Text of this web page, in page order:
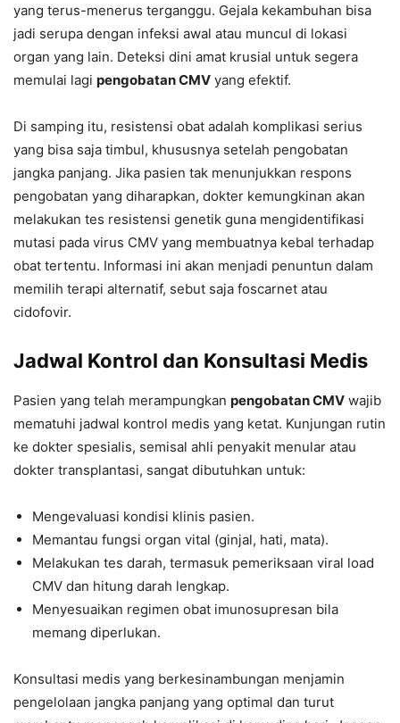
yang terus-menerus terganggu. Gejala kekambuhan bisa
jadi serupa dengan infeksi awal atau muncul di lokasi
organ yang lain. Deteksi dini amat krusial untuk segera
memulai lagi pengobatan CMV yang efektif.
Di samping itu, resistensi obat adalah komplikasi serius
yang bisa saja timbul, khususnya setelah pengobatan
jangka panjang. Jika pasien tak menunjukkan respons
pengobatan yang diharapkan, dokter kemungkinan akan
melakukan tes resistensi genetik guna mengidentifikasi
mutasi pada virus CMV yang membuatnya kebal terhadap
obat tertentu. Informasi ini akan menjadi penuntun dalam
memilih terapi alternatif, sebut saja foscarnet atau
cidofovir.
Jadwal Kontrol dan Konsultasi Medis
Pasien yang telah merampungkan pengobatan CMV wajib
mematuhi jadwal kontrol medis yang ketat. Kunjungan rutin
ke dokter spesialis, semisal ahli penyakit menular atau
dokter transplantasi, sangat dibutuhkan untuk:
Mengevaluasi kondisi klinis pasien.
Memantau fungsi organ vital (ginjal, hati, mata).
Melakukan tes darah, termasuk pemeriksaan viral load
CMV dan hitung darah lengkap.
Menyesuaikan regimen obat imunosupresan bila
memang diperlukan.
Konsultasi medis yang berkesinambungan menjamin
pengelolaan jangka panjang yang optimal dan turut